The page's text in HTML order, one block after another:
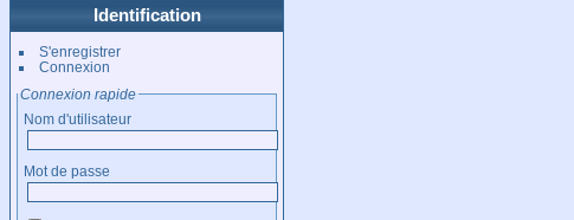
Identification
S'enregistrer
Connexion
Connexion rapide
Nom d'utilisateur
Mot de passe